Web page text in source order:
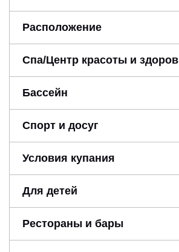
Расположение
Спа/Центр красоты и
Бассейн
Спорт и досуг
Условия купания
Для детей
Рестораны и бары